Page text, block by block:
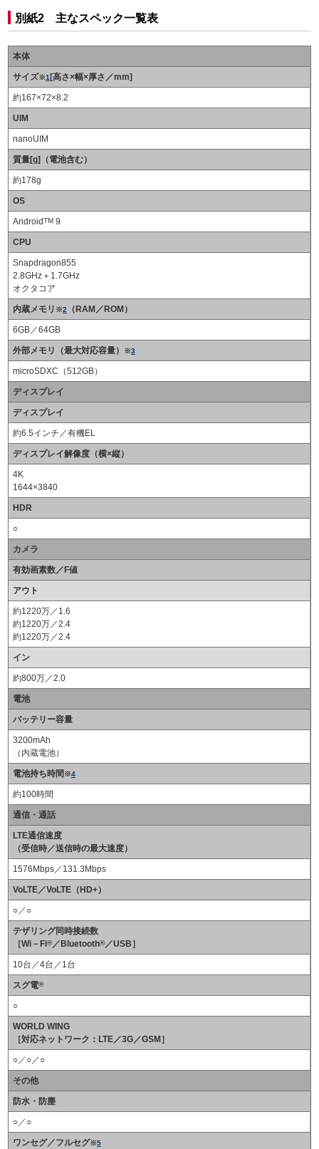
別紙2 主なスペック一覧表
本体
サイズ※1[高さ×幅×厚さ／mm]
約167×72×8.2
UIM
nanoUIM
質量[g]（電池含む）
約178g
OS
AndroidTM 9
CPU
Snapdragon855
2.8GHz＋1.7GHz
オクタコア
内蔵メモリ ※2 （RAM／ROM）
6GB／64GB
外部メモリ（最大対応容量） ※3
microSDXC（512GB）
ディスプレイ
ディスプレイ
約6.5インチ／有機EL
ディスプレイ解像度（横×縦）
4K
1644×3840
HDR
○
カメラ
有効画素数／F値
アウト
約1220万／1.6
約1220万／2.4
約1220万／2.4
イン
約800万／2.0
電池
バッテリー容量
3200mAh
（内蔵電池）
電池持ち時間※4
約100時間
通信・通話
LTE通信速度
（受信時／送信時の最大速度）
1576Mbps／131.3Mbps
VoLTE／VoLTE（HD+）
○／○
テザリング同時接続数
［Wi－Fi®／Bluetooth®／USB］
10台／4台／1台
スグ電®
○
WORLD WING
［対応ネットワーク：LTE／3G／GSM］
○／○／○
その他
防水・防塵
○／○
ワンセグ／フルセグ※5